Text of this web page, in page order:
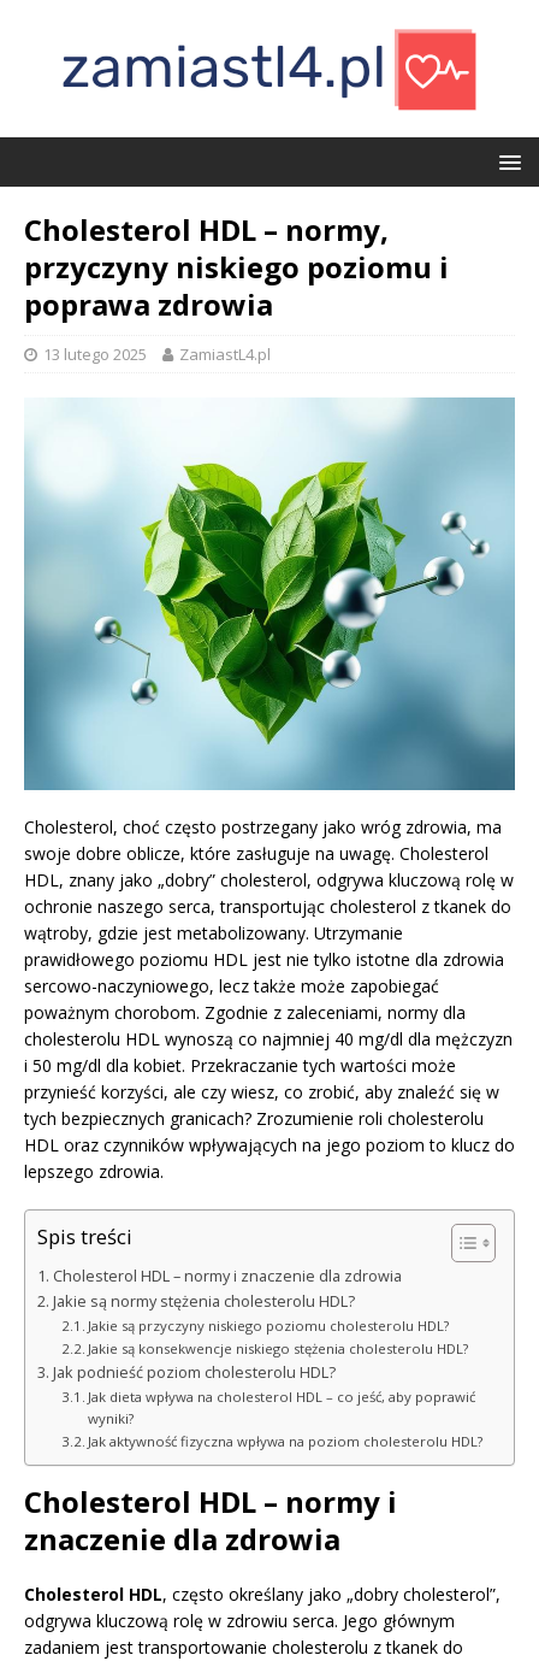
Cholesterol HDL – normy,
przyczyny niskiego poziomu i
poprawa zdrowia
13 lutego 2025 ZamiastL4.pl
Cholesterol, choć często postrzegany jako wróg zdrowia, ma
swoje dobre oblicze, które zasługuje na uwagę. Cholesterol
HDL, znany jako „dobry” cholesterol, odgrywa kluczową rolę w
ochronie naszego serca, transportując cholesterol z tkanek do
wątroby, gdzie jest metabolizowany. Utrzymanie
prawidłowego poziomu HDL jest nie tylko istotne dla zdrowia
sercowo-naczyniowego, lecz także może zapobiegać
poważnym chorobom. Zgodnie z zaleceniami, normy dla
cholesterolu HDL wynoszą co najmniej 40 mg/dl dla mężczyzn
i 50 mg/dl dla kobiet. Przekraczanie tych wartości może
przynieść korzyści, ale czy wiesz, co zrobić, aby znaleźć się w
tych bezpiecznych granicach? Zrozumienie roli cholesterolu
HDL oraz czynników wpływających na jego poziom to klucz do
lepszego zdrowia.
Spis treści
Cholesterol HDL – normy i znaczenie dla zdrowia
Jakie są normy stężenia cholesterolu HDL?
Jakie są przyczyny niskiego poziomu cholesterolu HDL?
Jakie są konsekwencje niskiego stężenia cholesterolu HDL?
Jak podnieść poziom cholesterolu HDL?
Jak dieta wpływa na cholesterol HDL – co jeść, aby poprawić
wyniki?
Jak aktywność fizyczna wpływa na poziom cholesterolu HDL?
Cholesterol HDL – normy i
znaczenie dla zdrowia
Cholesterol HDL, często określany jako „dobry cholesterol”,
odgrywa kluczową rolę w zdrowiu serca. Jego głównym
zadaniem jest transportowanie cholesterolu z tkanek do